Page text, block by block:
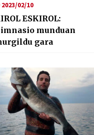
2023/02/10
ESKIROL:
munduan
gara